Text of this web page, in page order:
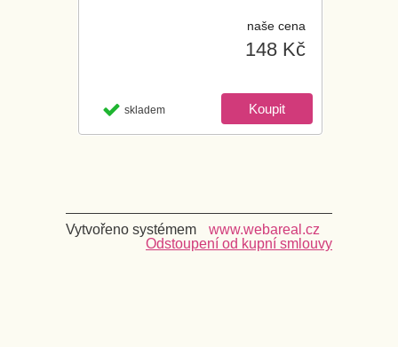
naše cena
148 Kč
skladem
Vytvořeno systémem
www.webareal.cz
Odstoupení od kupní smlouvy